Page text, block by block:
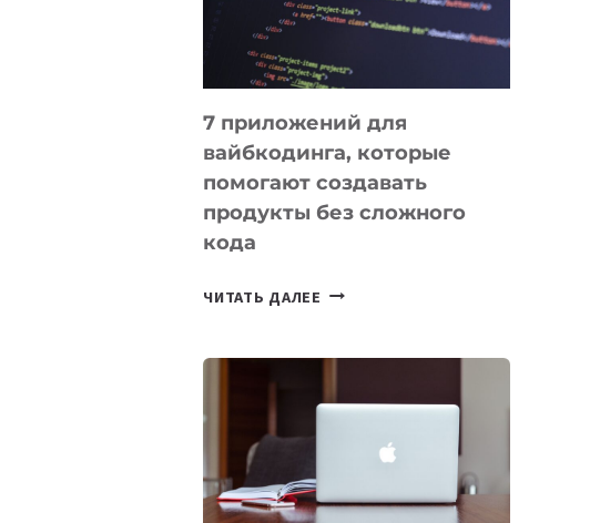
РАБОТЫ
7 приложений для
вайбкодинга, которые
помогают создавать
продукты без сложного
кода
ЧИТАТЬ ДАЛЕЕ
КОТОРЫЕ
СОЗДАВАТЬ
БЕЗ